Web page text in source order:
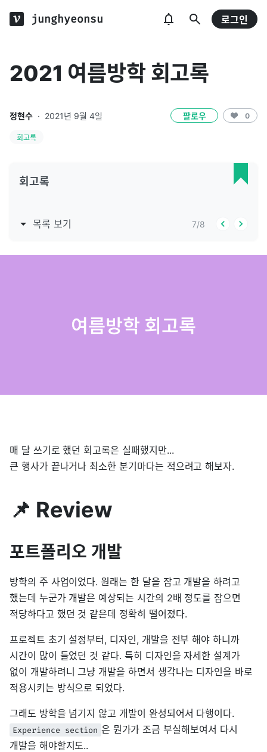
junghyeonsu 로그인
2021 여름방학 회고록
정현수 · 2021년 9월 4일 팔로우 0
회고록
회고록
목록 보기 7/8
매 달 쓰기로 했던 회고록은 실패했지만...
큰 행사가 끝나거나 최소한 분기마다는 적으려고 해보자.
📌 Review
포트폴리오 개발
방학의 주 사업이었다. 원래는 한 달을 잡고 개발을 하려고
했는데 누군가 개발은 예상되는 시간의 2배 정도를 잡으면
적당하다고 했던 것 같은데 정확히 떨어졌다.
프로젝트 초기 설정부터, 디자인, 개발을 전부 해야 하니까
시간이 많이 들었던 것 같다. 특히 디자인을 자세한 설계가
없이 개발하려니 그냥 개발을 하면서 생각나는 디자인을 바로
적용시키는 방식으로 되었다.
그래도 방학을 넘기지 않고 개발이 완성되어서 다행이다.
Experience section 은 뭔가가 조금 부실해보여서 다시
개발을 해야할지도..